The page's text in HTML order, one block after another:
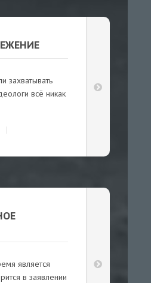
захватывать
всё никак
является
в заявлении